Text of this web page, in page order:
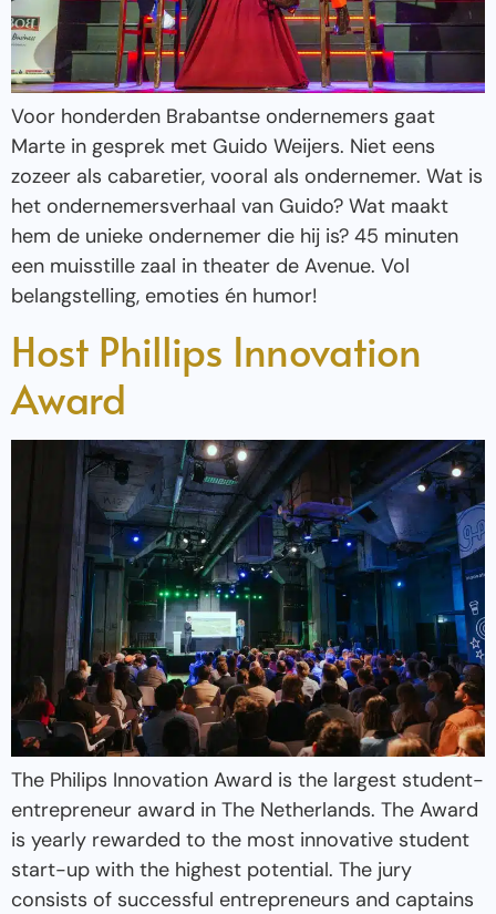
Voor honderden Brabantse ondernemers gaat
Marte in gesprek met Guido Weijers. Niet eens
zozeer als cabaretier, vooral als ondernemer. Wat is
het ondernemersverhaal van Guido? Wat maakt
hem de unieke ondernemer die hij is? 45 minuten
een muisstille zaal in theater de Avenue. Vol
belangstelling, emoties én humor!
Host Phillips Innovation
Award
The Philips Innovation Award is the largest student-
entrepreneur award in The Netherlands. The Award
is yearly rewarded to the most innovative student
start-up with the highest potential. The jury
consists of successful entrepreneurs and captains